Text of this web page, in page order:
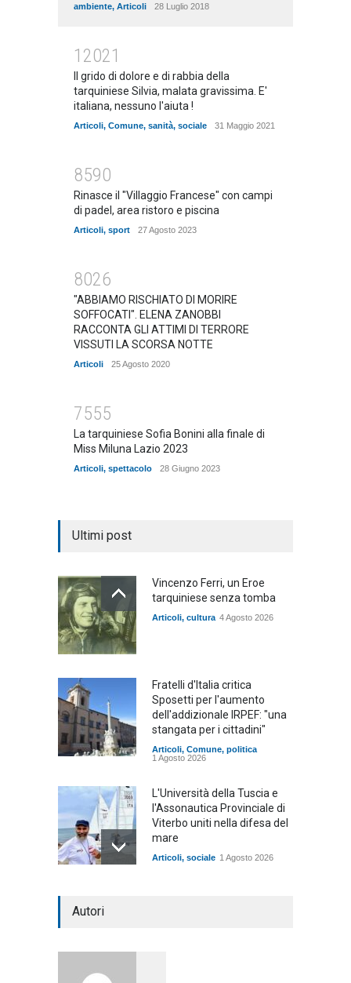
ambiente, Articoli 28 Luglio 2018
12021
Il grido di dolore e di rabbia della
tarquiniese Silvia, malata gravissima. E'
italiana, nessuno l'aiuta !
Articoli, Comune, sanità, sociale 31 Maggio 2021
8590
Rinasce il "Villaggio Francese" con campi
di padel, area ristoro e piscina
Articoli, sport 27 Agosto 2023
8026
"ABBIAMO RISCHIATO DI MORIRE
SOFFOCATI". ELENA ZANOBBI
RACCONTA GLI ATTIMI DI TERRORE
VISSUTI LA SCORSA NOTTE
Articoli 25 Agosto 2020
7555
La tarquiniese Sofia Bonini alla finale di
Miss Miluna Lazio 2023
Articoli, spettacolo 28 Giugno 2023
Ultimi post
Vincenzo Ferri, un Eroe
tarquiniese senza tomba
Articoli, cultura 4 Agosto 2026
Fratelli d'Italia critica
Sposetti per l'aumento
dell'addizionale IRPEF: "una
stangata per i cittadini"
Articoli, Comune, politica
1 Agosto 2026
L'Università della Tuscia e
l'Assonautica Provinciale di
Viterbo uniti nella difesa del
mare
Articoli, sociale 1 Agosto 2026
Autori